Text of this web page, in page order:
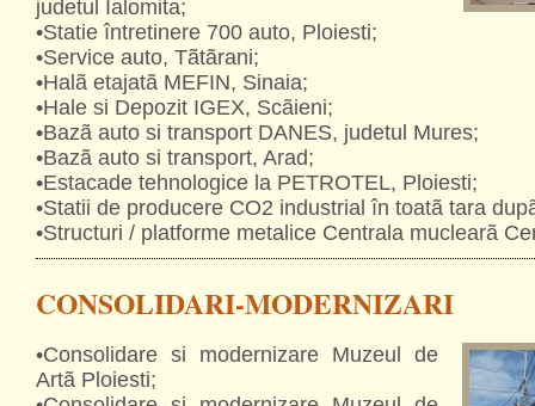
judetul Ialomita;
•Statie întretinere 700 auto, Ploiesti;
•Service auto, Tãtãrani;
•Halã etajatã MEFIN, Sinaia;
•Hale si Depozit IGEX, Scãieni;
•Bazã auto si transport DANES, judetul Mures;
•Bazã auto si transport, Arad;
•Estacade tehnologice la PETROTEL, Ploiesti;
•Statii de producere CO2 industrial în toatã tara
•Structuri / platforme metalice Centrala muclearã
CONSOLIDARI-MODERNIZARI
•Consolidare si modernizare Muzeul de
Artã Ploiesti;